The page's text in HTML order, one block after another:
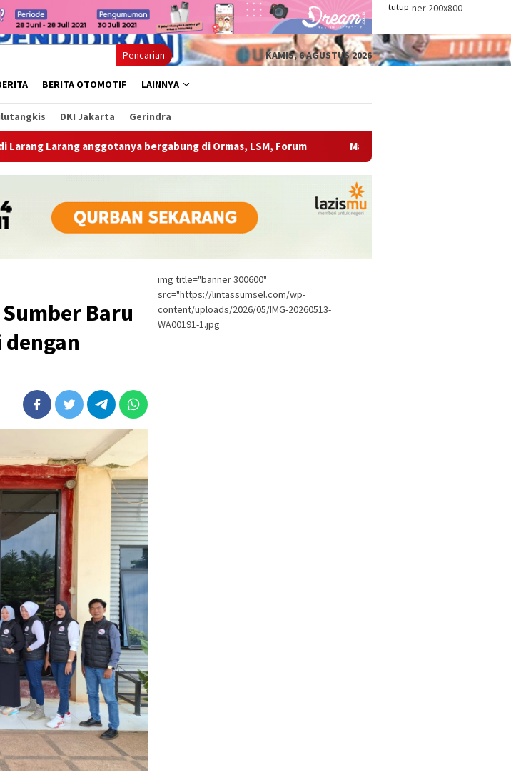
tutup
Pencarian KAMIS, 6 AGUSTUS 2026
BERITA OTOMOTIF LAINNYA
DKI Jakarta Gerindra
bergabung di Ormas, LSM, Forum Makan Bersama Gratis Bupati OKU Bukan Sekadar
Baru
img title="banner 300600"
src="https://lintassumsel.com/wp-
content/uploads/2026/05/IMG-20260513-
WA00191-1.jpg